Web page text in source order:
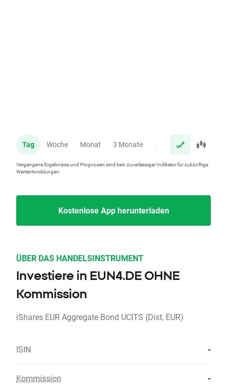
Tag Woche Monat 3 Monate Jahr
Vergangene Ergebnisse und Prognosen sind kein zuverlässiger Indikator für zukünftige
Wertentwicklungen.
Kostenlose App herunterladen
ÜBER DAS HANDELSINSTRUMENT
Investiere in EUN4.DE OHNE
Kommission
iShares EUR Aggregate Bond UCITS (Dist, EUR)
ISIN -
Kommission -